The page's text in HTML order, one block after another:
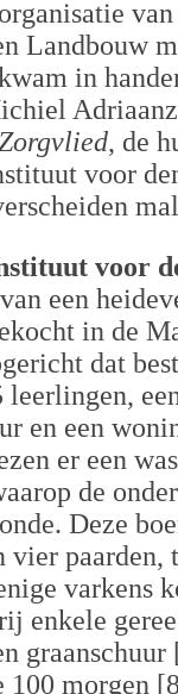
Landbouw
in
, de
voor
voor
een
in de
dat
leerlingen,
en een
er een
de
Deze
vier
varkens
enkele
100 morgen